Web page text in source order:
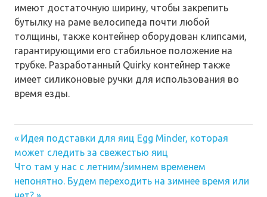
имеют достаточную ширину, чтобы закрепить
бутылку на раме велосипеда почти любой
толщины, также контейнер оборудован клипсами,
гарантирующими его стабильное положение на
трубке. Разработанный Quirky контейнер также
имеет силиконовые ручки для использования во
время езды.
Навигация
по
записям
Предыдущая
запись:
Идея подставки для яиц Egg Minder, которая
может следить за свежестью яиц
Следующая
запись:
Что там у нас с летним/зимнем временем
непонятно. Будем переходить на зимнее время или